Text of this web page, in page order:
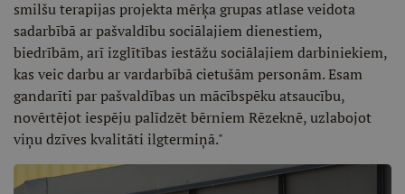
smilšu terapijas projekta mērķa grupas atlase veidota
sadarbībā ar pašvaldību sociālajiem dienestiem,
biedrībām, arī izglītības iestāžu sociālajiem darbiniekiem,
kas veic darbu ar vardarbībā cietušām personām. Esam
gandarīti par pašvaldības un mācībspēku atsaucību,
novērtējot iespēju palīdzēt bērniem Rēzeknē, uzlabojot
viņu dzīves kvalitāti ilgtermiņā."